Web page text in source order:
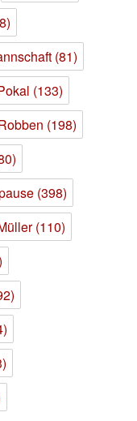
(81)
(133)
(198)
(398)
(110)